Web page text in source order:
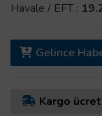
Havale / EFT :
Gelince
Kargo